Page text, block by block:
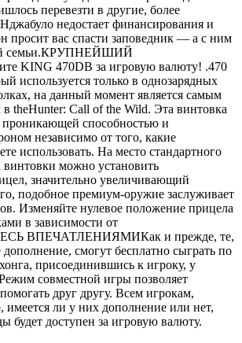
перевезти в другие, более
недостает финансирования и
просит вас спасти заповедник — а с ним
семьи.КРУПНЕЙШИЙ
KING 470DB за игровую валюту! .470
используется только в однозарядных
на данный момент является самым
theHunter: Call of the Wild. Эта винтовка
проникающей способностью и
независимо от того, какие
использовать. На место стандартного
винтовки можно установить
значительно увеличивающий
подобное премиум-оружие заслуживает
Изменяйте нулевое положение прицела
в зависимости от
ВПЕЧАТЛЕНИЯМИКак и прежде, те,
смогут бесплатно сыграть по
присоединившись к игроку, у
совместной игры позволяет
друг другу. Всем игрокам,
имеется ли у них дополнение или нет,
будет доступен за игровую валюту.